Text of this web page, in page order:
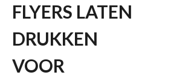
FLYERS LATEN
DRUKKEN
VOOR